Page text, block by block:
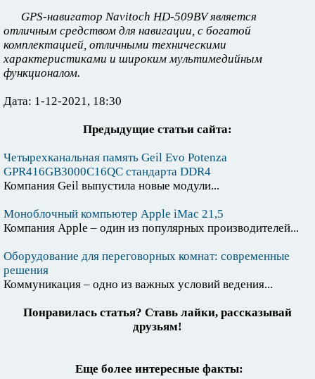
GPS-навигатор Navitoch HD-509BV является
отличным средством для навигации, с богатой
комплектацией, отличными техническими
характеристиками и широким мультимедийным
функционалом.
Дата: 1-12-2021, 18:30
Предыдущие статьи сайта:
Четырехканальная память Geil Evo Potenza
GPR416GB3000C16QC стандарта DDR4
Компания Geil выпустила новые модули...
Моноблочный компьютер Apple iMac 21,5
Компания Apple – один из популярных производителей...
Оборудование для переговорных комнат: современные
решения
Коммуникация – одно из важных условий ведения...
Понравилась статья? Ставь лайки, рассказывай
друзьям!
Еще более интересные факты: